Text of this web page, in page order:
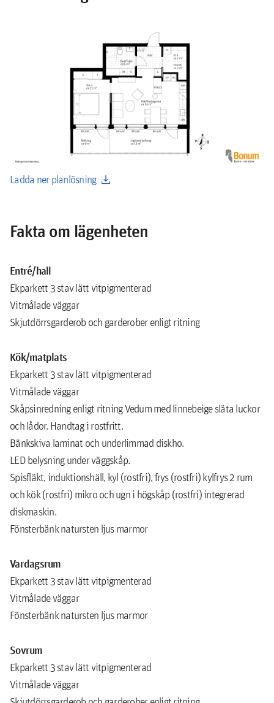
Ladda ner planlösning download
Fakta om lägenheten
Entré/hall
Ekparkett 3 stav lätt vitpigmenterad
Vitmålade väggar
Skjutdörrsgarderob och garderober enligt ritning
Kök/matplats
Ekparkett 3 stav lätt vitpigmenterad
Vitmålade väggar
Skåpsinredning enligt ritning Vedum med linnebeige släta luckor
och lådor. Handtag i rostfritt.
Bänkskiva laminat och underlimmad diskho.
LED belysning under väggskåp.
Spisfläkt, induktionshäll, kyl (rostfri), frys (rostfri) kylfrys 2 rum
och kök (rostfri) mikro och ugn i högskåp (rostfri) integrerad
diskmaskin.
Fönsterbänk natursten ljus marmor
Vardagsrum
Ekparkett 3 stav lätt vitpigmenterad
Vitmålade väggar
Fönsterbänk natursten ljus marmor
Sovrum
Ekparkett 3 stav lätt vitpigmenterad
Vitmålade väggar